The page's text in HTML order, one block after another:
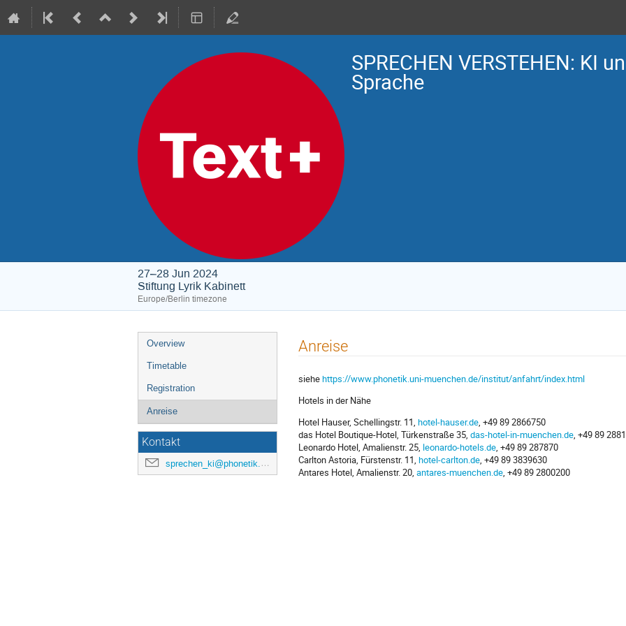
SPRECHEN VERSTEHEN: KI
Sprache
27–28 Jun 2024
Stiftung Lyrik Kabinett
Europe/Berlin timezone
Event
menu
Overview
Timetable
Registration
Anreise
Kontakt
sprechen_ki@phonetik.uni-muenchen.de
Anreise
siehehttps://www.phonetik.uni-muenchen.de/institut/anfahrt/index.html
Hotels in der Nähe
Hotel Hauser, Schellingstr. 11, hotel-hauser.de, +49 89 2866750
das Hotel Boutique-Hotel, Türkenstraße 35, das-hotel-in-muenchen.de, +49 89
Leonardo Hotel, Amalienstr. 25, leonardo-hotels.de, +49 89 287870
Carlton Astoria, Fürstenstr. 11, hotel-carlton.de, +49 89 3839630
Antares Hotel, Amalienstr. 20, antares-muenchen.de, +49 89 2800200